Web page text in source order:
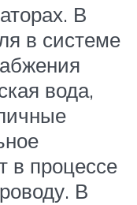
В
в системе
вода,
в процессе
В